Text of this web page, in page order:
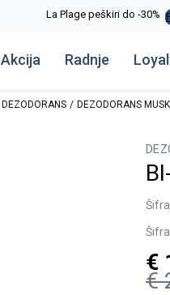
La Plage peškiri do -30%
Akcija Radnje
DEZODORANS DEZODORANS MUSKI
€
€